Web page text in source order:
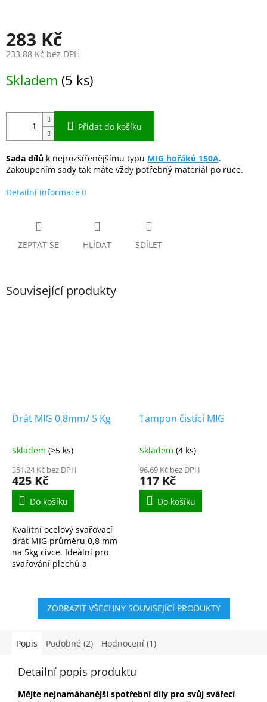
283 Kč
233,88 Kč bez DPH
cena:
Skladem (5 ks)
Přidat do košíku
Sada dílů k nejrozšířenějšímu typu MIG hořáků 150A.
Zakoupením sady tak máte vždy potřebný materiál po ruce.
Detailní informace
ZEPTAT SE HLÍDAT SDÍLET
Související produkty
Drát MIG 0,8mm/ 5 Kg
Skladem (>5 ks)
351,24 Kč bez DPH
425 Kč
Do košíku
Kvalitní ocelový svařovací
drát MIG průměru 0,8 mm
na 5kg cívce. Ideální pro
svařování plechů a
nebo argonu. Stabilní oblouk
Tampon čistící MIG
Skladem (4 ks)
96,69 Kč bez DPH
117 Kč
Do košíku
ZOBRAZIT VŠECHNY SOUVISEJÍCÍ PRODUKTY
Popis Podobné (2) Hodnocení (1)
Detailní popis produktu
Mějte nejnamáhanější spotřební díly pro svůj svářecí